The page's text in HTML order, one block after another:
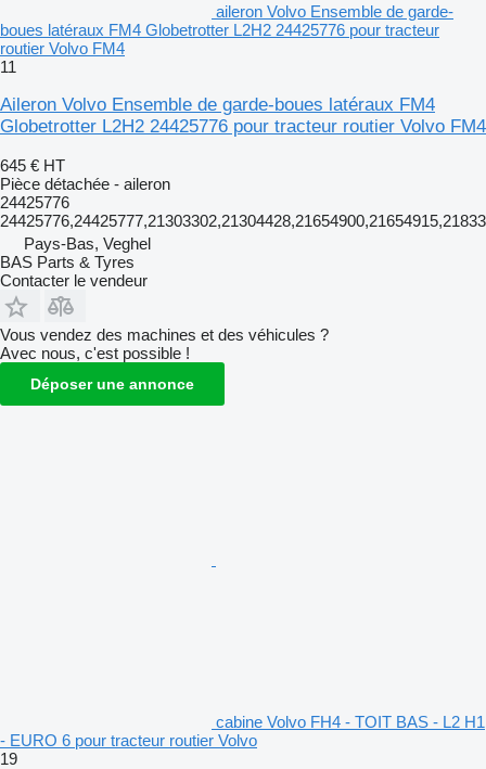
aileron Volvo Ensemble de garde-
boues latéraux FM4 Globetrotter L2H2 24425776 pour tracteur
routier Volvo FM4
11
Aileron Volvo Ensemble de garde-boues latéraux FM4
Globetrotter L2H2 24425776 pour tracteur routier Volvo FM4
645 € HT
Pièce détachée - aileron
24425776
Pays-Bas, Veghel
BAS Parts & Tyres
Contacter le vendeur
Vous vendez des machines et des véhicules ?
Avec nous, c'est possible !
Déposer une annonce
cabine Volvo FH4 - TOIT BAS - L2 H1
- EURO 6 pour tracteur routier Volvo
19